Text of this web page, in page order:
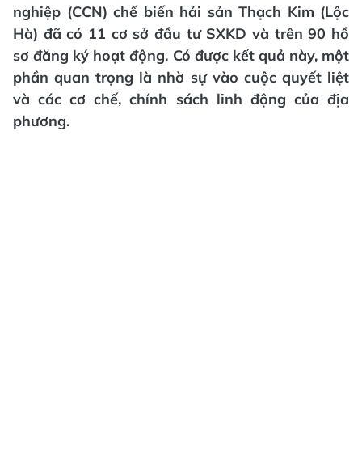
nghiệp (CCN) chế biến hải sản Thạch Kim (Lộc
Hà) đã có 11 cơ sở đầu tư SXKD và trên 90 hồ
sơ đăng ký hoạt động. Có được kết quả này, một
phần quan trọng là nhờ sự vào cuộc quyết liệt
và các cơ chế, chính sách linh động của địa
phương.